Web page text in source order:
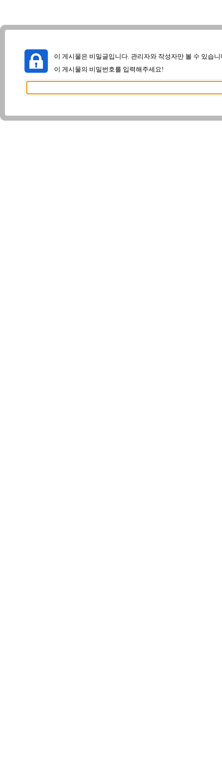
이 게시물은 비밀글입니다. 관리자와 작성자만 볼 수 있습니
이 게시물의 비밀번호를 입력해주세요!